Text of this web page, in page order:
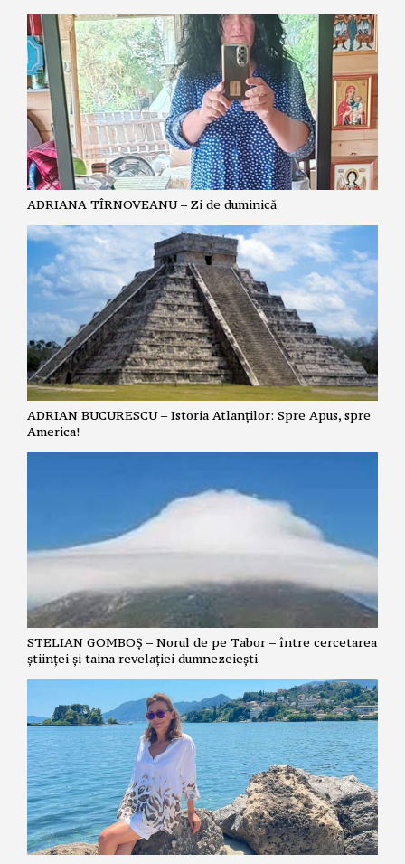
ADRIANA TÎRNOVEANU – Zi de duminică
ADRIAN BUCURESCU – Istoria Atlanților: Spre Apus, spre
America!
STELIAN GOMBOȘ – Norul de pe Tabor – între cercetarea
științei și taina revelației dumnezeiești